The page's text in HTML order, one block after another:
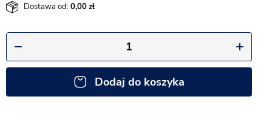
Dostawa od:0,00
Dodaj do koszyka